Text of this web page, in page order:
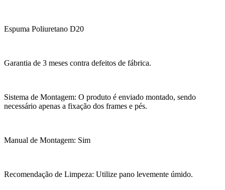
Espuma Poliuretano D20
Garantia de 3 meses contra defeitos de fábrica.
Sistema de Montagem: O produto é enviado montado, sendo
necessário apenas a fixação dos frames e pés.
Manual de Montagem: Sim
Recomendação de Limpeza: Utilize pano levemente úmido.